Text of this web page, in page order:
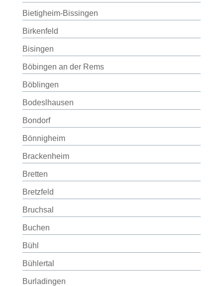
Bietigheim-Bissingen
Birkenfeld
Bisingen
Böbingen an der Rems
Böblingen
Bodeslhausen
Bondorf
Bönnigheim
Brackenheim
Bretten
Bretzfeld
Bruchsal
Buchen
Bühl
Bühlertal
Burladingen